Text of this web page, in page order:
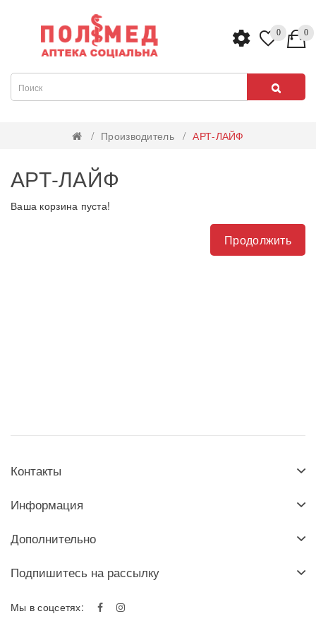
0 0
Производитель АРТ-ЛАЙФ
АРТ-ЛАЙФ
Ваша корзина пуста!
Продолжить
Контакты
Информация
Дополнительно
Подпишитесь на рассылку
Мы в соцсетях: